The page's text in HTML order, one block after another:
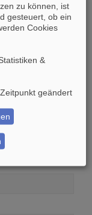
des
Erweiterte Suche
zu können, ist
gesteuert, ob ein
Cookies
&
geändert